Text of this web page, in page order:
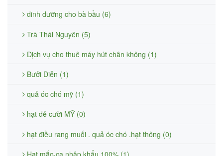
dinh dưỡng cho bà bầu (6)
Trà Thái Nguyên (5)
Dịch vụ cho thuê máy hút chân không (1)
Bưởi Diễn (1)
quả óc chó mỹ (1)
hạt dẻ cười MỸ (0)
hạt điều rang muối . quả óc chó .hạt thông (0)
Hạt mắc-ca nhập khẩu 100% (1)